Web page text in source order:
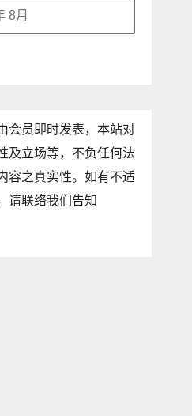
8月
会员即时发表，本站对
及立场等，不负任何法
容之真实性。如有不适
请联络我们告知